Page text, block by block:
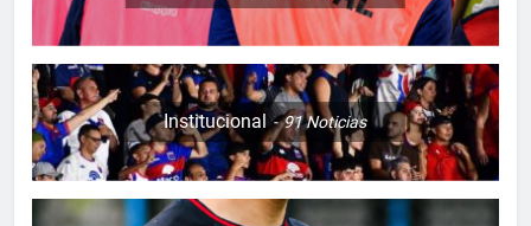
Institucional 91Noticias